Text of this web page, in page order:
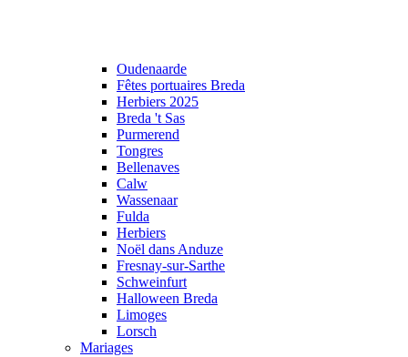
Oudenaarde
Fêtes portuaires Breda
Herbiers 2025
Breda 't Sas
Purmerend
Tongres
Bellenaves
Calw
Wassenaar
Fulda
Herbiers
Noël dans Anduze
Fresnay-sur-Sarthe
Schweinfurt
Halloween Breda
Limoges
Lorsch
Mariages